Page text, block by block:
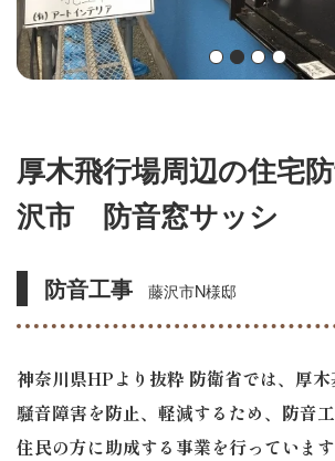
厚木飛行場周辺の住宅
沢市 防音窓サッシ
防音工事 藤沢市N様邸
神奈川県HPより抜粋 防衛省では、厚木
騒音障害を防止、軽減するため、防音
住民の方に助成する事業を行っていま